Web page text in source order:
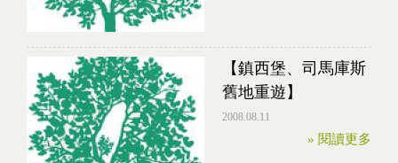
【鎮西堡、司馬庫斯
舊地重遊】
2008.08.11
» 閱讀更多